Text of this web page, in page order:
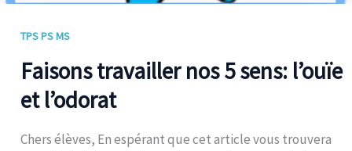
TPS PS MS
Faisons travailler nos 5 sens: l’ouïe
et l’odorat
Chers élèves, En espérant que cet article vous trouvera